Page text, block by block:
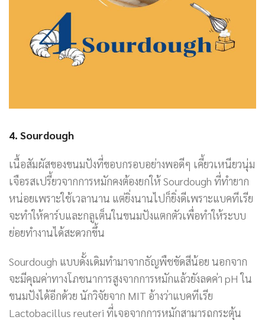
4. Sourdough
เนื้อสัมผัสของขนมปังที่ขอบกรอบอย่างพอดีๆ เคี้ยวเหนียวนุ่ม
เจือรสเปรี้ยวจากการหมักคงต้องยกให้ Sourdough ที่ทำยาก
หน่อยเพราะใช้เวลานาน แต่ยิ่งนานไปก็ยิ่งดีเพราะแบคทีเรีย
จะทำให้คาร์บและกลูเต็นในขนมปังแตกตัวเพื่อทำให้ระบบ
ย่อยทำงานได้สะดวกขึ้น
Sourdough แบบดั้งเดิมทำมาจากธัญพืชขัดสีน้อย นอกจาก
จะมีคุณค่าทางโภชนาการสูงจากการหมักแล้วยังลดค่า pH ใน
ขนมปังได้อีกด้วย นักวิจัยจาก MIT อ้างว่าแบคทีเรีย
Lactobacillus reuteri ที่เจอจากการหมักสามารถกระตุ้น